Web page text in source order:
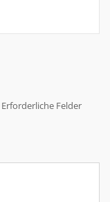
Erforderliche Felder